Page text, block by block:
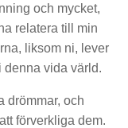
och mycket,
relatera till min
liksom ni, lever
denna vida värld.
drömmar, och
förverkliga dem.